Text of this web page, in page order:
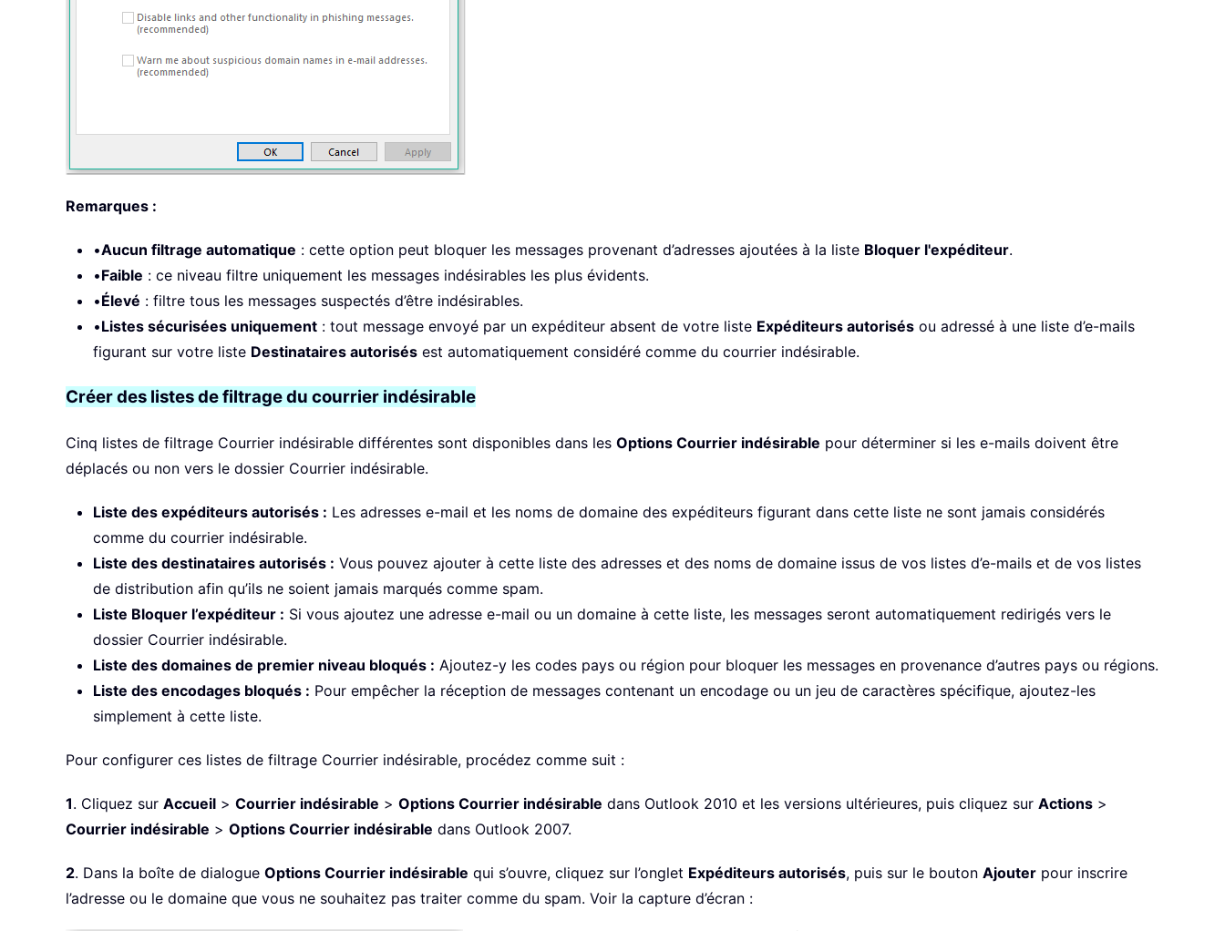
Remarques :
•Aucun filtrage automatique : cette option peut bloquer les messages provenant d’adresses ajoutées à la liste Bloquer l'expéditeur.
•Faible : ce niveau filtre uniquement les messages indésirables les plus évidents.
•Élevé : filtre tous les messages suspectés d’être indésirables.
•Listes sécurisées uniquement : tout message envoyé par un expéditeur absent de votre liste Expéditeurs autorisés ou adressé à une liste d’e-mails
figurant sur votre liste Destinataires autorisés est automatiquement considéré comme du courrier indésirable.
Créer des listes de filtrage du courrier indésirable
Cinq listes de filtrage Courrier indésirable différentes sont disponibles dans les Options Courrier indésirable pour déterminer si les e-mails doivent être
déplacés ou non vers le dossier Courrier indésirable.
Liste des expéditeurs autorisés : Les adresses e-mail et les noms de domaine des expéditeurs figurant dans cette liste ne sont jamais considérés
comme du courrier indésirable.
Liste des destinataires autorisés : Vous pouvez ajouter à cette liste des adresses et des noms de domaine issus de vos listes d’e-mails et de vos listes
de distribution afin qu’ils ne soient jamais marqués comme spam.
Liste Bloquer l’expéditeur : Si vous ajoutez une adresse e-mail ou un domaine à cette liste, les messages seront automatiquement redirigés vers le
dossier Courrier indésirable.
Liste des domaines de premier niveau bloqués : Ajoutez-y les codes pays ou région pour bloquer les messages en provenance d’autres pays ou régions.
Liste des encodages bloqués : Pour empêcher la réception de messages contenant un encodage ou un jeu de caractères spécifique, ajoutez-les
simplement à cette liste.
Pour configurer ces listes de filtrage Courrier indésirable, procédez comme suit :
1. Cliquez sur Accueil > Courrier indésirable > Options Courrier indésirable dans Outlook 2010 et les versions ultérieures, puis cliquez sur Actions >
Courrier indésirable > Options Courrier indésirable dans Outlook 2007.
2. Dans la boîte de dialogue Options Courrier indésirable qui s’ouvre, cliquez sur l’onglet Expéditeurs autorisés, puis sur le bouton Ajouter pour inscrire
l’adresse ou le domaine que vous ne souhaitez pas traiter comme du spam. Voir la capture d’écran :